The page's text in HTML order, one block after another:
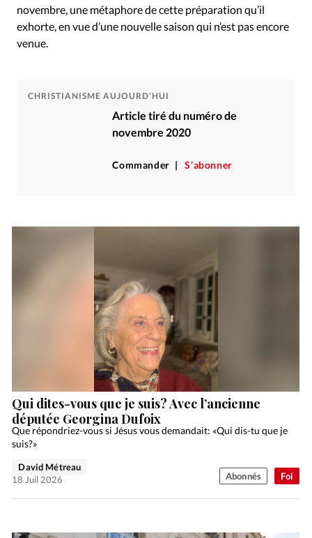
novembre, une métaphore de cette préparation qu’il
exhorte, en vue d’une nouvelle saison qui n’est pas encore
venue.
CHRISTIANISME AUJOURD'HUI
Article tiré du numéro de
novembre 2020
Commander S’abonner
Foi
Qui dites-vous que je suis? Avec l’ancienne
députée Georgina Dufoix
Que répondriez-vous si Jésus vous demandait: «Qui dis-tu que je
suis?»
David Métreau
18 Juil 2026
Abonnés